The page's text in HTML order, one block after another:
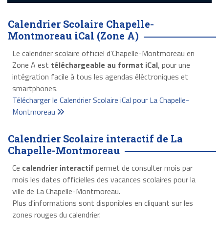
Calendrier Scolaire Chapelle-
Montmoreau iCal (Zone A)
Le calendrier scolaire officiel d'Chapelle-Montmoreau en
Zone A est téléchargeable au format iCal, pour une
intégration facile à tous les agendas éléctroniques et
smartphones.
Télécharger le Calendrier Scolaire iCal pour La Chapelle-
Montmoreau
Calendrier Scolaire interactif de La
Chapelle-Montmoreau
Ce calendrier interactif permet de consulter mois par
mois les dates officielles des vacances scolaires pour la
ville de La Chapelle-Montmoreau.
Plus d'informations sont disponibles en cliquant sur les
zones rouges du calendrier.